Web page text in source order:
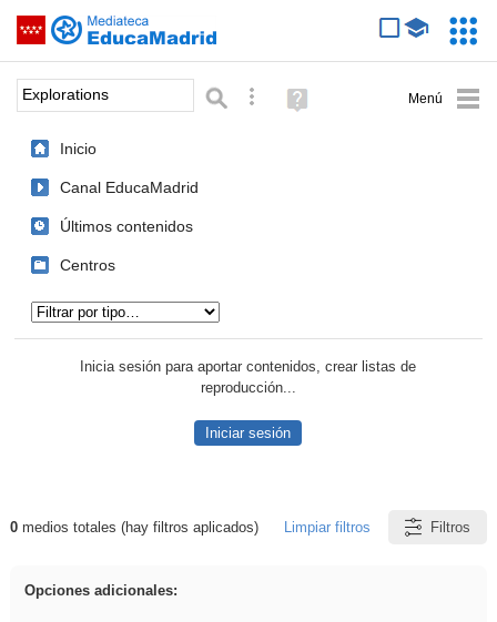
Saltar navegación
Palabra o frase: Búsqueda avanzada
Ayuda
(en
Inicio
Canal EducaMadrid
Últimos contenidos
Centros
Inicia sesión para aportar contenidos, crear listas de
reproducción...
Iniciar sesión
Resultados de: Explorations
0medios totales (hay filtros aplicados) Limpiar filtros Filtros
Opciones adicionales: